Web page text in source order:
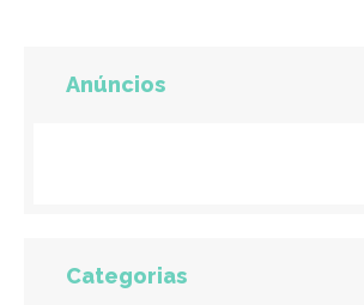
Anúncios
Categorias